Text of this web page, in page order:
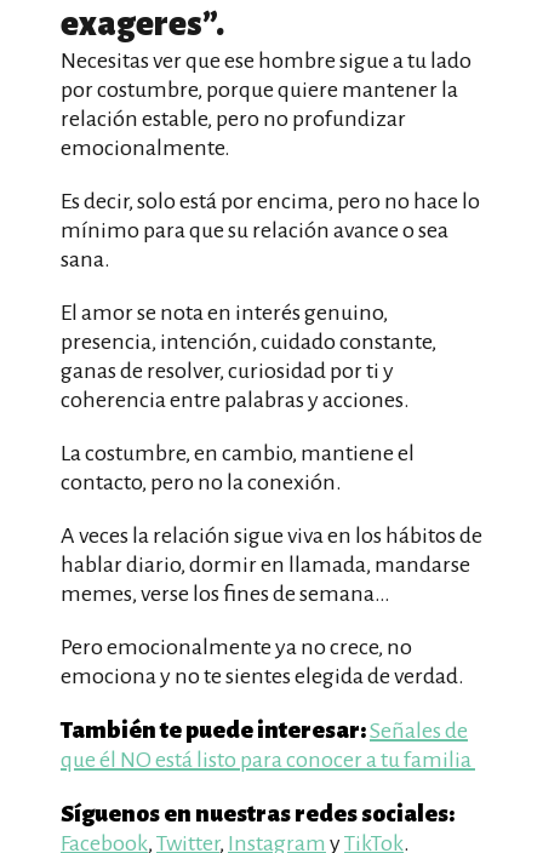
exageres”.
Necesitas ver que ese hombre sigue a tu lado
por costumbre, porque quiere mantener la
relación estable, pero no profundizar
emocionalmente.
Es decir, solo está por encima, pero no hace lo
mínimo para que su relación avance o sea
sana.
El amor se nota en interés genuino,
presencia, intención, cuidado constante,
ganas de resolver, curiosidad por ti y
coherencia entre palabras y acciones.
La costumbre, en cambio, mantiene el
contacto, pero no la conexión.
A veces la relación sigue viva en los hábitos de
hablar diario, dormir en llamada, mandarse
memes, verse los fines de semana…
Pero emocionalmente ya no crece, no
emociona y no te sientes elegida de verdad.
También te puede interesar:Señales de
que él NO está listo para conocer a tu familia
Síguenos en nuestras redes sociales:
Facebook, Twitter, Instagram yTikTok.